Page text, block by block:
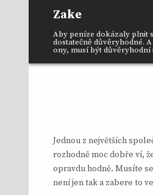
Zake
Aby peníze dokázaly plnit
dostatečně důvěryhodné.
ony, musí být důvěryhodní
Jednou z největších
rozhodně moc dobře ví,
opravdu hodně. Musíte
není jen tak a zabere to